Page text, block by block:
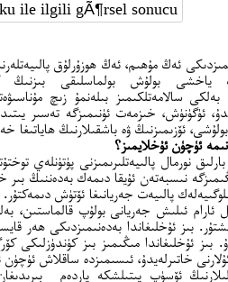
ئەڭ مۇھىم، ئەڭ ھوزۇرلۇق
ياخشى بولۇش بولماسلىقى بىزنىڭ
سالامەتلكىمىز بىلەنمۇ زىچ
ئۈگۈنۈش، خىزمەت ئۈنىمىزگە تەسىر
ئۆزىمىزنىڭ ۋە باشقىلارنىڭ ھاياتىغا
ئۈچۈن ئۇخلايمىز؟
نورمال پالىيەتلىرىمىزنى پۈتۈنلەي
نىسبەتەن ئۇيقا دىمەك بەدەننىڭ بىر
پالىيەت جەريانىغا ئۆتۈش دىمەكتۇر.
ئارام ئىلىش جەريانى بولۇپ قالماستىن،
بىز ئۇخلىغاندا بەدەنىمىزدىكى ھەر
بىز ئۇخلىغاندا مىڭىمىز بىز كۈندۈزلىكى
خاتىرلەيدۇ، ئىسىمىزدە ساقلاش
ئۆسۈپ يىتىلشكە ياردەم